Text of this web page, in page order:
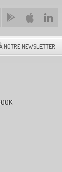
NOTRE NEWSLETTER